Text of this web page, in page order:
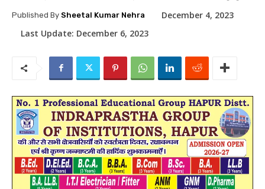
Published By Sheetal Kumar Nehra
December 4, 2023
Last Update: December 6, 2023